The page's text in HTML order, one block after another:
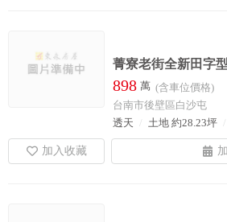
菁寮老街全新田字
898 萬 (含車位價格)
台南市後壁區白沙屯
透天
土地 約28.23坪